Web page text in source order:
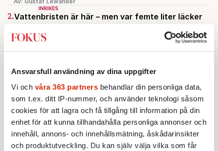
Ansvarsfull användning av dina uppgifter
Vi och våra 363 partners behandlar din personliga data,
som t.ex. ditt IP-nummer, och använder teknologi såsom
cookies för att lagra och få tillgång till information på din
enhet för att kunna tillhandahålla personliga annonser och
innehåll, annons- och innehållsmätning, åskådarinsikter
och produktutveckling. Du kan själv välja vilka som får
INRIKES
2.Vattenbristen är här – men var femte liter läcker
Av: Susanne Gäre
KRÖNIKA
3.Frans Wachtmeister:Ja, AC är ett hot mot den
KRÖNIKA
4.
alla om att vara arbetarklass
STICKET
Bitte Assarmo:Sagan om den lågbegåvade
ursprungsbefolkningen i Filipstad
KRÖNIKA
6.Sakine Madon:Efter islamistdådet oroar sig
vänstern för Agnes Wold